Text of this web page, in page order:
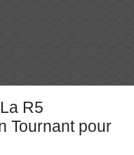
R5
Tournant pour